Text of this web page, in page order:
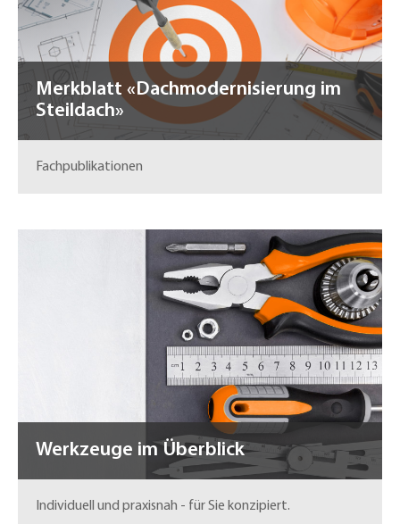
Merkblatt «Dachmodernisierung im
Steildach»
Fachpublikationen
Werkzeuge im Überblick
Individuell und praxisnah - für Sie konzipiert.